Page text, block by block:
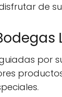
de
por